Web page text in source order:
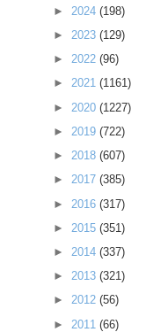
► 2024 (198)
► 2023 (129)
► 2022 (96)
► 2021 (1161)
► 2020 (1227)
► 2019 (722)
► 2018 (607)
► 2017 (385)
► 2016 (317)
► 2015 (351)
► 2014 (337)
► 2013 (321)
► 2012 (56)
► 2011 (66)